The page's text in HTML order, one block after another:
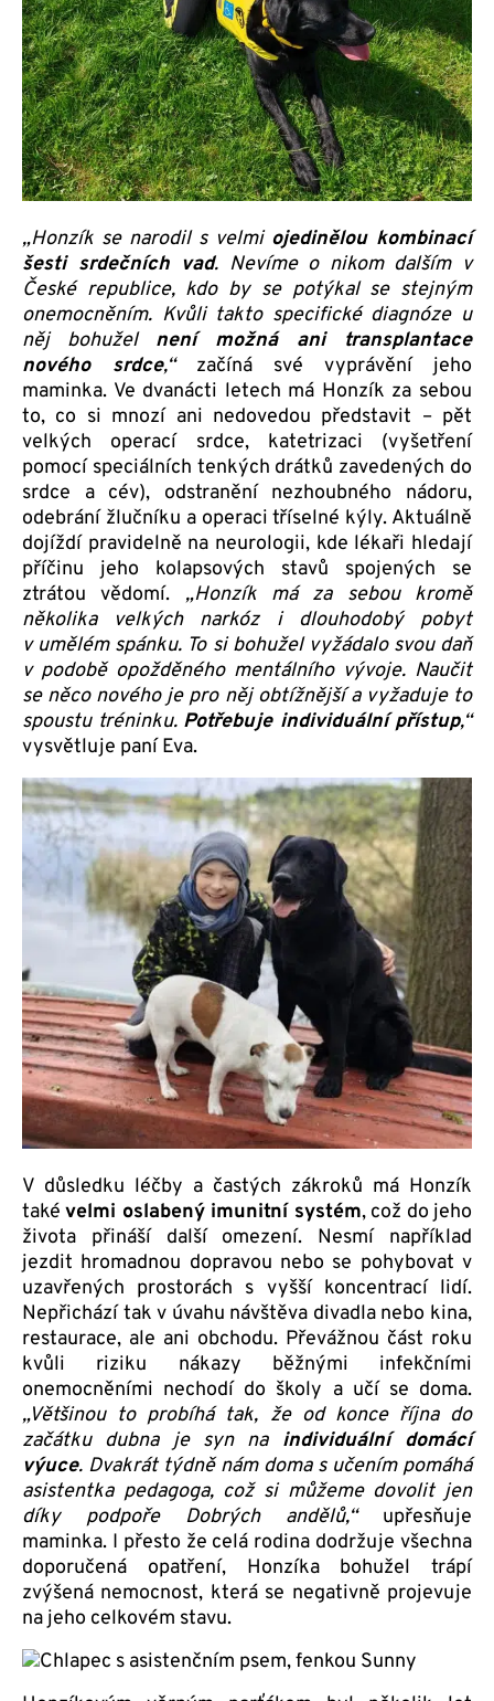
„Honzík se narodil s velmi ojedinělou kombinací
šesti srdečních vad. Nevíme o nikom dalším v
České republice, kdo by se potýkal se stejným
onemocněním. Kvůli takto specifické diagnóze u
něj bohužel není možná ani transplantace
nového srdce,“začíná své vyprávění jeho
maminka. Ve dvanácti letech má Honzík za sebou
to, co si mnozí ani nedovedou představit – pět
velkých operací srdce, katetrizaci (vyšetření
pomocí speciálních tenkých drátků zavedených do
srdce a cév), odstranění nezhoubného nádoru,
odebrání žlučníku a operaci tříselné kýly. Aktuálně
dojíždí pravidelně na neurologii, kde lékaři hledají
příčinu jeho kolapsových stavů spojených se
ztrátou vědomí. „Honzík má za sebou kromě
několika velkých narkóz i dlouhodobý pobyt
v umělém spánku. To si bohužel vyžádalo svou daň
v podobě opožděného mentálního vývoje. Naučit
se něco nového je pro něj obtížnější a vyžaduje to
spoustu tréninku. Potřebuje individuální přístup,“
vysvětluje paní Eva.
V důsledku léčby a častých zákroků má Honzík
takévelmi oslabený imunitní systém, což do jeho
života přináší další omezení. Nesmí například
jezdit hromadnou dopravou nebo se pohybovat v
uzavřených prostorách s vyšší koncentrací lidí.
Nepřichází tak v úvahu návštěva divadla nebo kina,
restaurace, ale ani obchodu. Převážnou část roku
kvůli riziku nákazy běžnými infekčními
onemocněními nechodí do školy a učí se doma.
„Většinou to probíhá tak, že od konce října do
začátku dubna je syn na individuální domácí
výuce. Dvakrát týdně nám doma s učením pomáhá
asistentka pedagoga, což si můžeme dovolit jen
díky podpoře Dobrých andělů,“ upřesňuje
maminka. I přesto že celá rodina dodržuje všechna
doporučená opatření, Honzíka bohužel trápí
zvýšená nemocnost, která se negativně projevuje
na jeho celkovém stavu.